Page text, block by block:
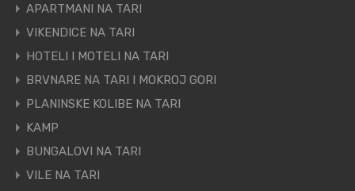
APARTMANI NA TARI
VIKENDICE NA TARI
HOTELI I MOTELI NA TARI
BRVNARE NA TARI I MOKROJ GORI
PLANINSKE KOLIBE NA TARI
KAMP
BUNGALOVI NA TARI
VILE NA TARI